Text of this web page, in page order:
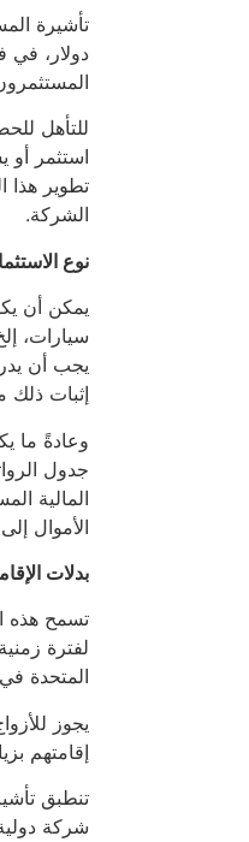
دولار،
استثمر أو
تطوير هذا
الشركة.
نوع
يمكن أن
سيارات،
يجب أن
إثبات ذلك
وعادةً ما
جدول
المالية
الأموال
بدلات
تسمح هذه
لفترة
المتحدة
إقامتهم
شركة